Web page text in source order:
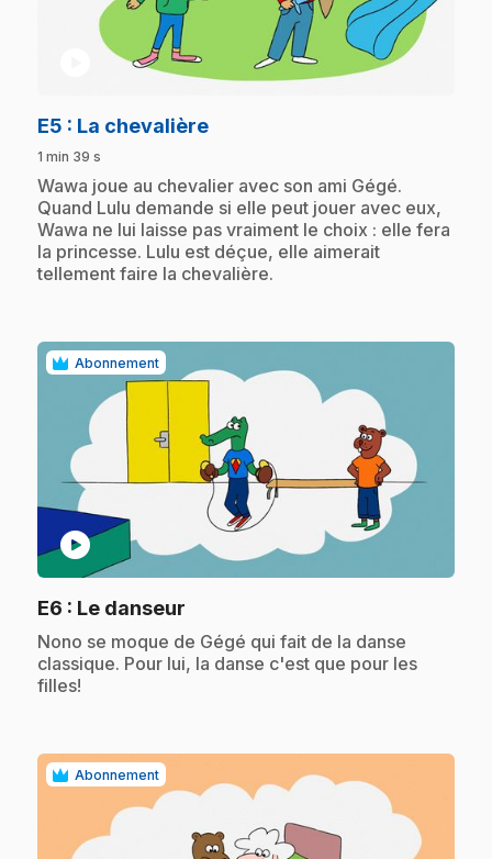
E5 : La chevalière.
1 min 39 s
.Wawa joue au chevalier avec son ami Gégé.
Quand Lulu demande si elle peut jouer avec eux,
Wawa ne lui laisse pas vraiment le choix : elle fera
la princesse. Lulu est déçue, elle aimerait
tellement faire la chevalière.
Abonnement
play_circle
E6 : Le danseur
.Nono se moque de Gégé qui fait de la danse
classique. Pour lui, la danse c'est que pour les
filles!
Abonnement